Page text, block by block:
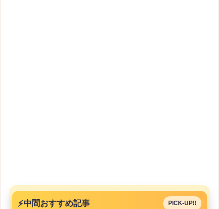
⚡中間おすすめ記事 PICK-UP!!